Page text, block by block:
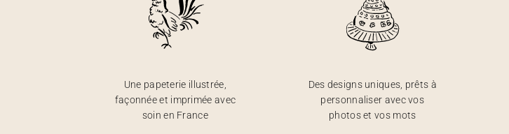
Une papeterie illustrée,
façonnée et imprimée avec
soin en France
Des designs uniques, prêts à
personnaliser avec vos
photos et vos mots